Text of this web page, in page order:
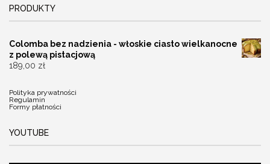
PRODUKTY
Colomba bez nadzienia - włoskie ciasto wielkanocne
z polewą pistacjową
189,00 zł
Polityka prywatności
Regulamin
Formy płatności
YOUTUBE